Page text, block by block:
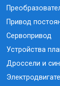
Привод
Сервопривод
Устройства
Дроссели и